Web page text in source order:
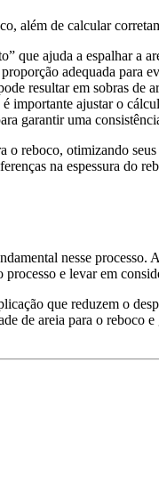
além de calcular
que ajuda a espalhar a
adequada para
resultar em sobras de
importante ajustar o
garantir uma
o reboco, otimizando
na espessura do
nesse
e levar em
que reduzem o
de areia para o